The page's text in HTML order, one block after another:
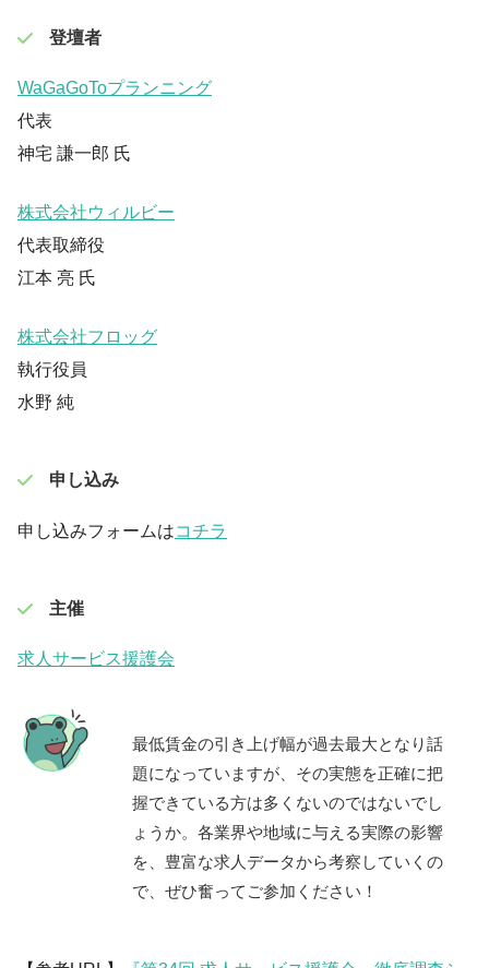
登壇者
WaGaGoToプランニング
代表
神宅 謙一郎 氏
株式会社ウィルビー
代表取締役
江本 亮 氏
株式会社フロッグ
執行役員
水野 純
申し込み
申し込みフォームはコチラ
主催
求人サービス援護会
最低賃金の引き上げ幅が過去最大となり話
題になっていますが、その実態を正確に把
握できている方は多くないのではないでし
ょうか。各業界や地域に与える実際の影響
を、豊富な求人データから考察していくの
で、ぜひ奮ってご参加ください！